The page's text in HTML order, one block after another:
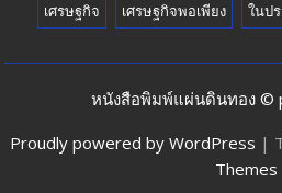
เศรษฐกิจ เศรษฐกิจพอเพียง ในป
หนังสือพิมพ์แผ่นดินทอง ©
Proudly powered by WordPress |
Themes